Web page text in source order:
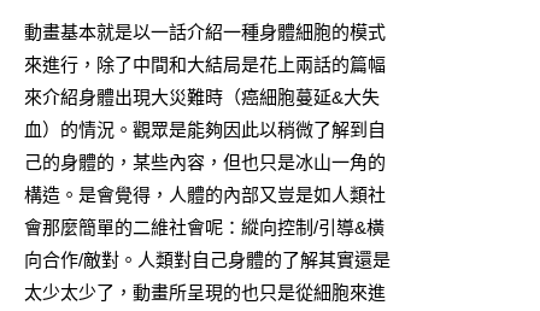
動畫基本就是以一話介紹一種身體細胞的模式
來進行，除了中間和大結局是花上兩話的篇幅
來介紹身體出現大災難時（癌細胞蔓延&大失
血）的情況。觀眾是能夠因此以稍微了解到自
己的身體的，某些內容，但也只是冰山一角的
構造。是會覺得，人體的內部又豈是如人類社
會那麼簡單的二維社會呢：縱向控制/引導&橫
向合作/敵對。人類對自己身體的了解其實還是
太少太少了，動畫所呈現的也只是從細胞來進